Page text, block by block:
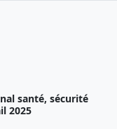
santé, sécurité
2025